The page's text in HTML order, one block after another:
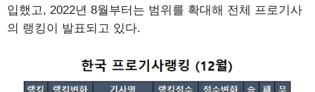
입했고, 2022년 8월부터는 범위를 확대해 전체 프로기사
의 랭킹이 발표되고 있다.